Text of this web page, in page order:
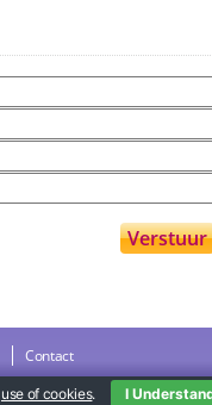
Contact
use of cookies. I